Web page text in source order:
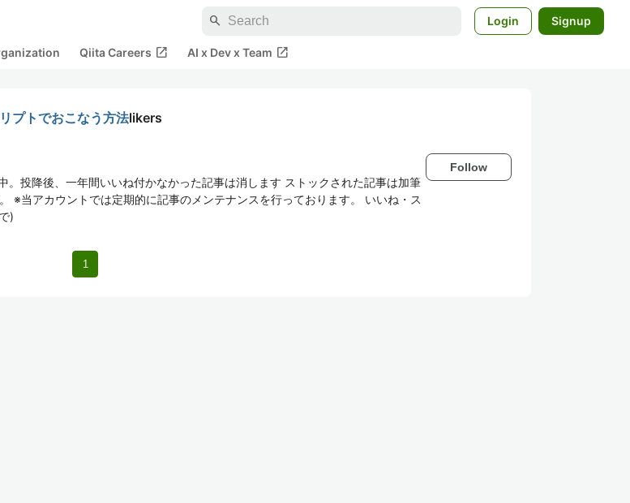
search Login Signup
Qiita Careers open_in_new AI x Dev x Team open_in_new
プトでおこなう方法likers
投降後、一年間いいね付かなかった記事は消します ストックされた記事は加筆
※当アカウントでは定期的に記事のメンテナンスを行っております。 いいね・ス
)
Follow
1